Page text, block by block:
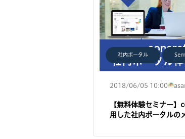
社内ポータル
2018/06/05 10:00
【無料体験セミナー
用した社内ポータルの